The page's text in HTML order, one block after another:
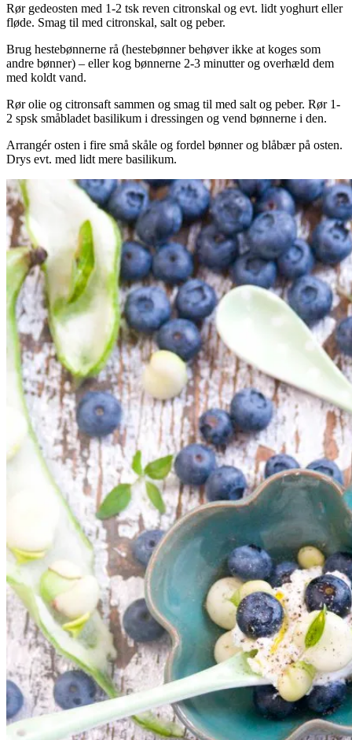
Rør gedeosten med 1-2 tsk reven citronskal og evt. lidt yoghurt eller
fløde. Smag til med citronskal, salt og peber.
Brug hestebønnerne rå (hestebønner behøver ikke at koges som
andre bønner) – eller kog bønnerne 2-3 minutter og overhæld dem
med koldt vand.
Rør olie og citronsaft sammen og smag til med salt og peber. Rør 1-
2 spsk småbladet basilikum i dressingen og vend bønnerne i den.
Arrangér osten i fire små skåle og fordel bønner og blåbær på osten.
Drys evt. med lidt mere basilikum.